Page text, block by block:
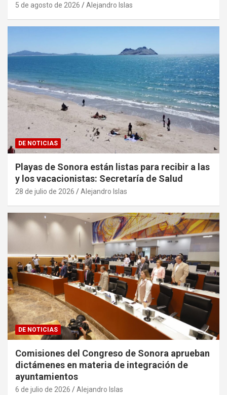
5 de agosto de 2026 Alejandro Islas
DE NOTICIAS
Playas de Sonora están listas para recibir a las
y los vacacionistas: Secretaría de Salud
28 de julio de 2026 Alejandro Islas
DE NOTICIAS
Comisiones del Congreso de Sonora aprueban
dictámenes en materia de integración de
ayuntamientos
6 de julio de 2026 Alejandro Islas